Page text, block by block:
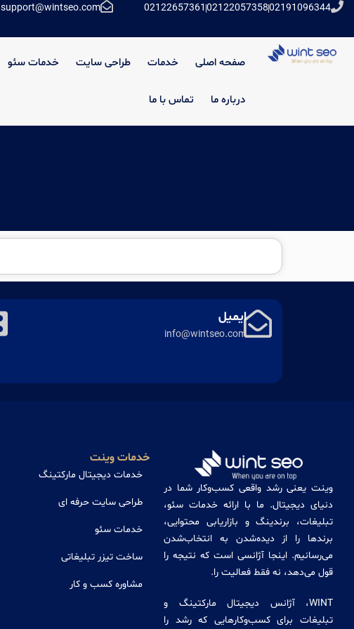
02191096344
02122057358
02122657361
support@wintseo.com
صفحه اصلی خدمات طراحی سایت خدمات سئو
درباره ما تماس با ما
ایمیل
info@wintseo.com
وینت یعنی رشد واقعی کسب‌وکار شما در
دنیای دیجیتال. ما با ارائه خدمات سئو،
تبلیغات، برندینگ و بازاریابی محتوایی،
برندها را از دیده‌شدن به انتخاب‌شدن
می‌رسانیم. اینجا آژانسی است که نتیجه را
قول می‌دهد، نه فقط فعالیت را.
WINT، آژانس دیجیتال مارکتینگ و
تبلیغات برای کسب‌وکارهایی که رشد را
خدمات وینت
خدمات دیجیتال مارکتینگ
طراحی سایت حرفه ای
خدمات سئو
ساخت تیزر تبلیغاتی
مشاوره کسب و کار